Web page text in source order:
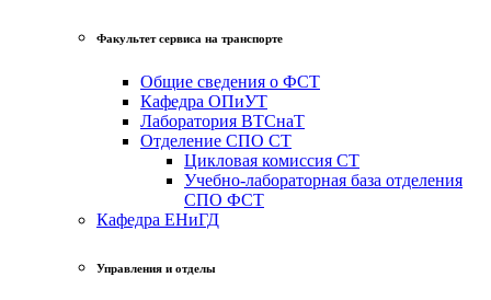
Факультет сервиса на транспорте
Общие сведения о ФСТ
Кафедра ОПиУТ
Лаборатория ВТСнаТ
Отделение СПО СТ
Цикловая комиссия СТ
Учебно-лабораторная база отделения
СПО ФСТ
Кафедра ЕНиГД
Управления и отделы